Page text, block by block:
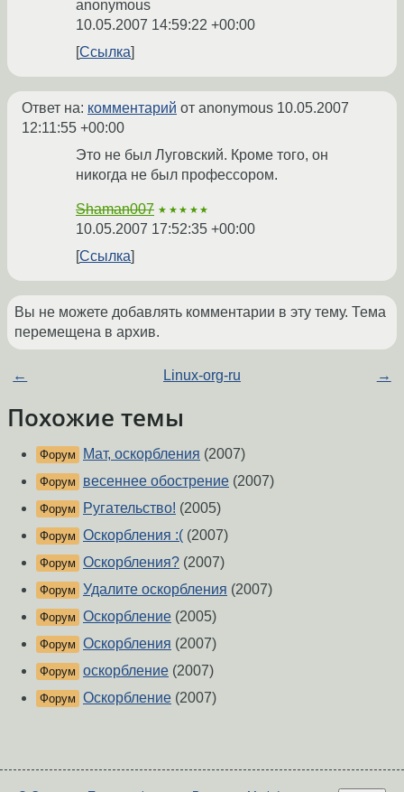
anonymous
10.05.2007 14:59:22 +00:00
Ссылка
Ответ на: комментарий от anonymous 10.05.2007
12:11:55 +00:00
Это не был Луговский. Кроме того, он
никогда не был профессором.
Shaman007 ★★★★★
10.05.2007 17:52:35 +00:00
Ссылка
Вы не можете добавлять комментарии в эту тему. Тема
перемещена в архив.
← Linux-org-ru →
Похожие темы
Форум Мат, оскорбления (2007)
Форум весеннее обострение (2007)
Форум Ругательство! (2005)
Форум Оскорбления :( (2007)
Форум Оскорбления? (2007)
Форум Удалите оскорбления (2007)
Форум Оскорбление (2005)
Форум Оскорбления (2007)
Форум оскорбление (2007)
Форум Оскорбление (2007)